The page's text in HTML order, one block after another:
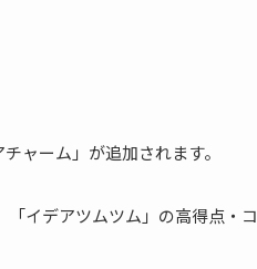
ャーム」が追加されます。
イデアツムツム」の高得点・コ